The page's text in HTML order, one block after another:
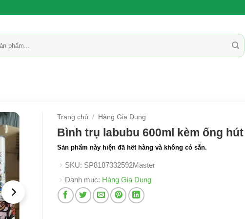
Trang chủ / Hàng Gia Dụng
Bình trụ labubu 600ml kèm ống hút
Sản phẩm này hiện đã hết hàng và không có sẵn.
SKU: SP8187332592Master
Danh mục: Hàng Gia Dụng